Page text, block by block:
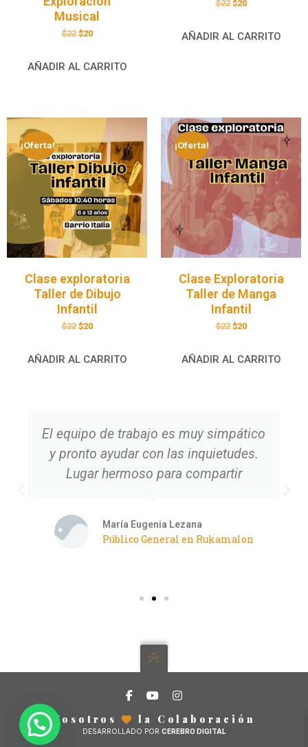
Musical
$22 $20
AÑADIR AL CARRITO
$22 $20
AÑADIR AL CARRITO
¡Oferta!
Clase exploratoria
Taller de Dibujo
Infantil
$22 $20
AÑADIR AL CARRITO
¡Oferta!
Clase Exploratoria
Taller de Manga
Infantil
$22 $20
AÑADIR AL CARRITO
El equipo de trabajo es muy simpático
y pronto ayudar con las inquietudes.
Lugar hermoso para compartir
María Eugenia Lezana
Público General en Rukamalon
Nosotros la Colaboración
DESARROLLADO POR CEREBRO DIGITAL